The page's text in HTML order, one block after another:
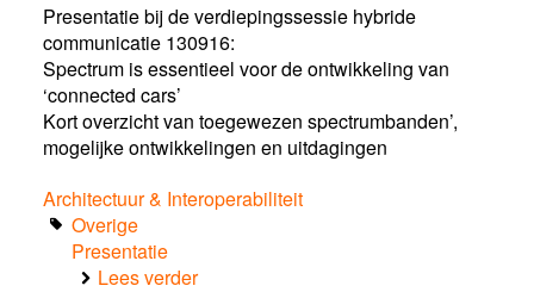
Presentatie bij de verdiepingssessie hybride
communicatie 130916:
Spectrum is essentieel voor de ontwikkeling van
‘connected cars’
Kort overzicht van toegewezen spectrumbanden’,
mogelijke ontwikkelingen en uitdagingen
Architectuur & Interoperabiliteit
Overige
Presentatie
Lees verderover